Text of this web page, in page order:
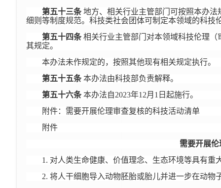
第五十三条地方、相关行业主管部门可按照本办法
细则等制度规范。科技类社会团体可制定本领域的科技
第五十四条相关行业主管部门对本领域科技伦理（
其规定。
本办法未作规定的，按照其他现有相关规定执行。
第五十五条本办法由科技部负责解释。
第五十六条本办法自2023年12月1日起施行。
附件：需要开展伦理审查复核的科技活动清单
附件
需要开展
1. 对人类生命健康、价值理念、生态环境等具有重
2. 将人干细胞导入动物胚胎或胎儿并进一步在动物